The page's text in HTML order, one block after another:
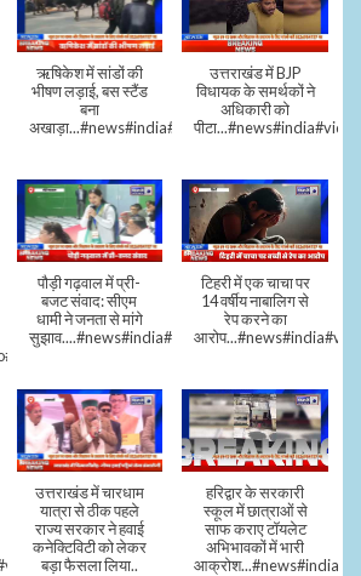
ऋषिकेश में सांडों की
भीषण लड़ाई, बस स्टैंड
बना
अखाड़ा...#news#india#video#viral
उत्तराखंड में BJP
विधायक के समर्थकों ने
अधिकारी को
पौड़ी गढ़वाल में प्री-
बजट संवाद: सीएम
धामी ने जनता से मांगे
सुझाव....#news#india#video#viral
टिहरी में एक चाचा पर
14 वर्षीय नाबालिग से
रेप करने का
उत्तराखंड में चारधाम
यात्रा से ठीक पहले
राज्य सरकार ने हवाई
कनेक्टिविटी को लेकर
बड़ा फैसला लिया..
हरिद्वार के सरकारी
स्कूल में छात्राओं से
साफ कराए टॉयलेट
अभिभावकों में भारी
आक्रोश...#news#india